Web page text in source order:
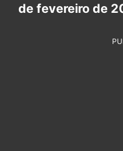
de fevereiro de